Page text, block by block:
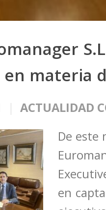
materia
ACTUALIDAD
De este
en